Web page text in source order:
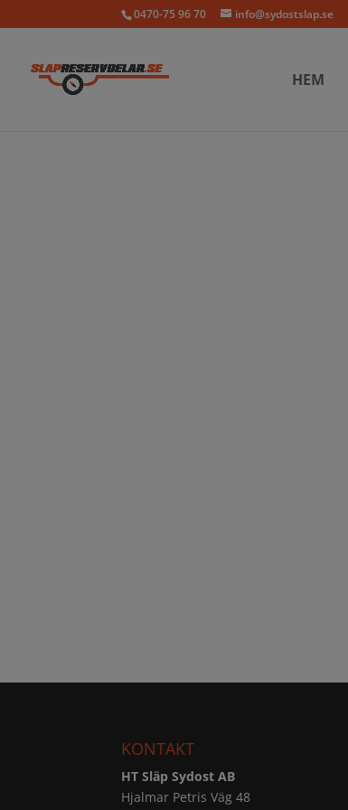
0470-75 96 70 info@sydostslap.se
HEM
KONTAKT
HT Släp Sydost AB
Hjalmar Petris Väg 48